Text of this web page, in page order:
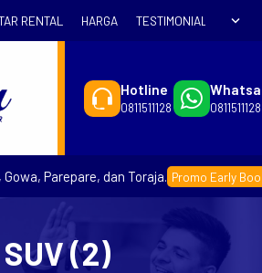
RENTAL HARGA TESTIMONIAL expand_more
Hotline
0811511128 0811511128
Parepare, dan Toraja. Promo Early
SUV (2)